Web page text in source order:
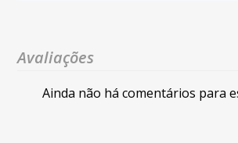
Avaliações
Ainda não há comentários para